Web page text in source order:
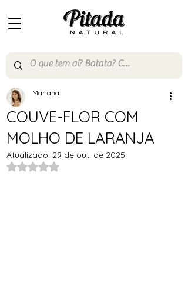
COUVE-FLOR COM
MOLHO DE LARANJA
Mariana
Atualizado: 29 de out. de 2025
Avaliado com NaN de 5 estrelas.